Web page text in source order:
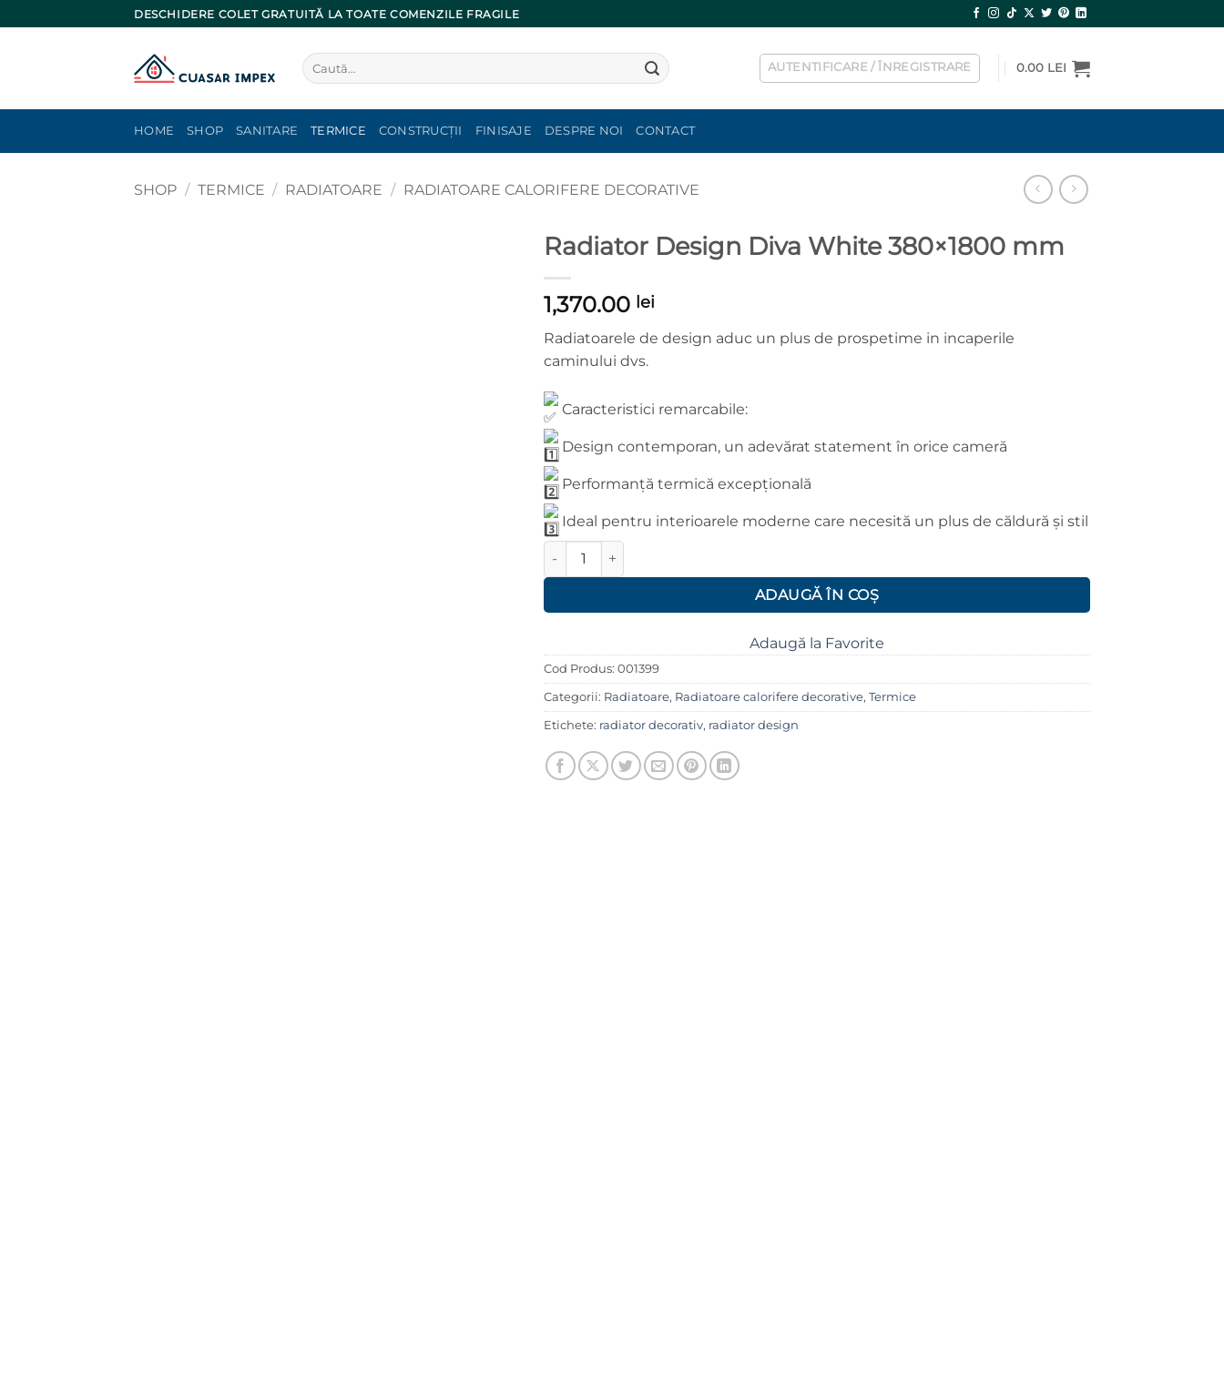
to
DESCHIDERE COLET GRATUITĂ LA TOATE COMENZILE FRAGILE
Caută
după:
AUTENTIFICARE / ÎNREGISTRARE 0.00 LEI
HOME SHOP SANITARE TERMICE CONSTRUCȚII FINISAJE DESPRE NOI CONTACT
SHOP / TERMICE / RADIATOARE / RADIATOARE CALORIFERE DECORATIVE
Radiator Design Diva White 380×1800 mm
1,370.00 lei
Radiatoarele de design aduc un plus de prospetime in incaperile
caminului dvs.
Caracteristici remarcabile:
Design contemporan, un adevărat statement în orice cameră
Performanță termică excepțională
Ideal pentru interioarele moderne care necesită un plus de căldură și stil
Cantitate Radiator Design Diva White 380x1800 mm
ADAUGĂ ÎN COȘ
Adaugă la Favorite
Cod Produs: 001399
Categorii: Radiatoare, Radiatoare calorifere decorative, Termice
Etichete: radiator decorativ, radiator design